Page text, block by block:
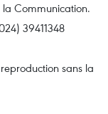
Communication.
39411348
sans la